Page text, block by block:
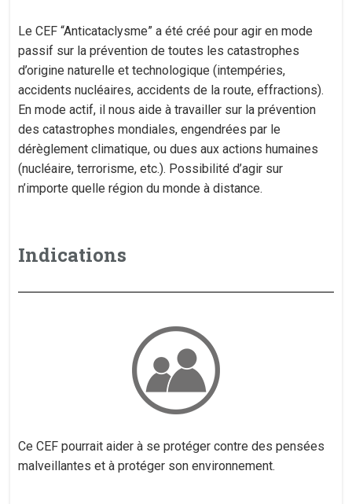
Le CEF “Anticataclysme” a été créé pour agir en mode
passif sur la prévention de toutes les catastrophes
d’origine naturelle et technologique (intempéries,
accidents nucléaires, accidents de la route, effractions).
En mode actif, il nous aide à travailler sur la prévention
des catastrophes mondiales, engendrées par le
dérèglement climatique, ou dues aux actions humaines
(nucléaire, terrorisme, etc.). Possibilité d’agir sur
n’importe quelle région du monde à distance.
Indications
Ce CEF pourrait aider à se protéger contre des pensées
malveillantes et à protéger son environnement.